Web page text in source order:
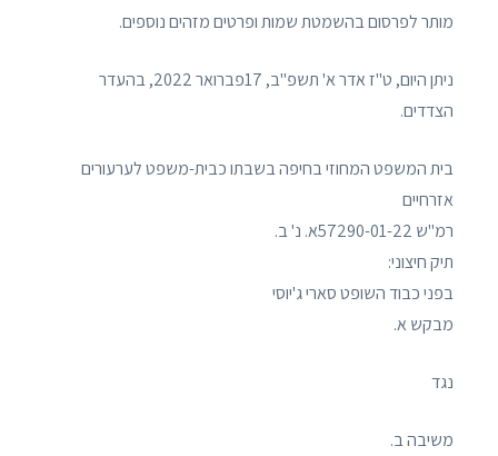
מותר לפרסום בהשמטת שמות ופרטים מזהים נוספים.
ניתן היום, ט"ז אדר א' תשפ"ב, 17פברואר 2022, בהעדר
הצדדים.
בית המשפט המחוזי בחיפה בשבתו כבית-משפט לערעורים
אזרחיים
רמ"ש 57290-01-22א. נ' ב.
תיק חיצוני:
בפני כבוד השופט סארי ג'יוסי
מבקש א.
נגד
משיבה ב.